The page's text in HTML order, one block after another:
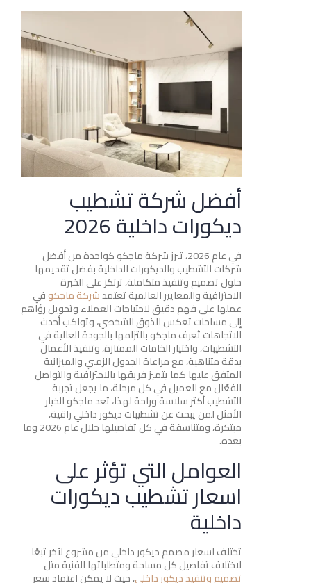
أفضل شركة تشطيب
ديكورات داخلية 2026
في عام 2026، تبرز شركة ماجكو كواحدة من أفضل
شركات التشطيب والديكورات الداخلية بفضل تقديمها
حلول تصميم وتنفيذ متكاملة، ترتكز على الخبرة
الاحترافية والمعايير العالمية تعتمدشركة ماجكوفي
عملها على فهم دقيق لاحتياجات العملاء وتحويل رؤاهم
إلى مساحات تعكس الذوق الشخصي، وتواكب أحدث
الاتجاهات تُعرف ماجكو بالتزامها بالجودة العالية في
التشطيبات، واختيار الخامات الممتازة، وتنفيذ الأعمال
بدقة متناهية، مع مراعاة الجدول الزمني والميزانية
المتفق عليها كما يتميز فريقها بالاحترافية والتواصل
الفعّال مع العميل في كل مرحلة، ما يجعل تجربة
التشطيب أكثر سلاسة وراحة لهذا، تعد ماجكو الخيار
الأمثل لمن يبحث عن تشطيبات ديكور داخلي راقية،
مبتكرة، ومتناسقة في كل تفاصيلها خلال عام 2026 وما
بعده.
العوامل التي تؤثر على
اسعار تشطيب ديكورات
داخلية
تختلف اسعار مصمم ديكور داخلي من مشروع لآخر تبعًا
لاختلاف تفاصيل كل مساحة ومتطلباتها الفنية مثل
تصميم وتنفيذ ديكور داخلي، حيث لا يمكن اعتماد سعر